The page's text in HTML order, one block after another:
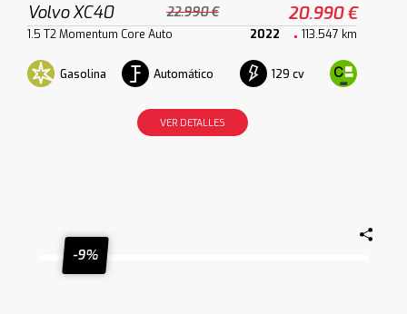
Volvo XC40 22.990 € 20.990 €
1.5 T2 Momentum Core Auto 2022 113.547 km
Gasolina Automático 129 cv
VER DETALLES
-9%